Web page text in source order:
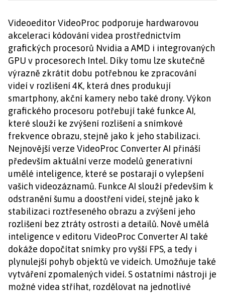
Videoeditor VideoProc podporuje hardwarovou
akceleraci kódování videa prostřednictvím
grafických procesorů Nvidia a AMD i integrovaných
GPU v procesorech Intel. Díky tomu lze skutečně
výrazně zkrátit dobu potřebnou ke zpracování
videí v rozlišení 4K, která dnes produkují
smartphony, akční kamery nebo také drony. Výkon
grafického procesoru potřebují také funkce AI,
které slouží ke zvýšení rozlišení a snímkové
frekvence obrazu, stejně jako k jeho stabilizaci.
Nejnovější verze VideoProc Converter AI přináší
především aktuální verze modelů generativní
umělé inteligence, které se postarají o vylepšení
vašich videozáznamů. Funkce AI slouží především k
odstranění šumu a doostření videí, stejně jako k
stabilizaci roztřeseného obrazu a zvýšení jeho
rozlišení bez ztráty ostrosti a detailů. Nově umělá
inteligence v editoru VideoProc Converter AI také
dokáže dopočítat snímky pro vyšší FPS, a tedy i
plynulejší pohyb objektů ve videích. Umožňuje také
vytváření zpomalených videí. S ostatními nástroji je
možné videa stříhat, rozdělovat na jednotlivé